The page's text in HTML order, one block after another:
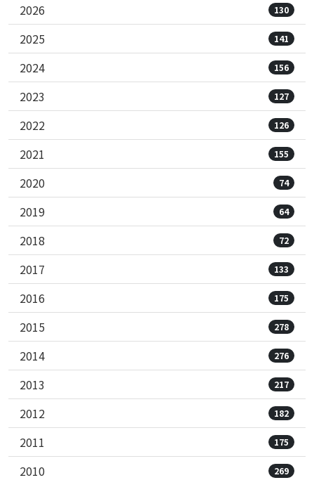
2026
130
2025 141
2024 156
2023 127
2022 126
2021 155
2020 74
2019 64
2018 72
2017 133
2016 175
2015 278
2014 276
2013 217
2012 182
2011 175
2010 269